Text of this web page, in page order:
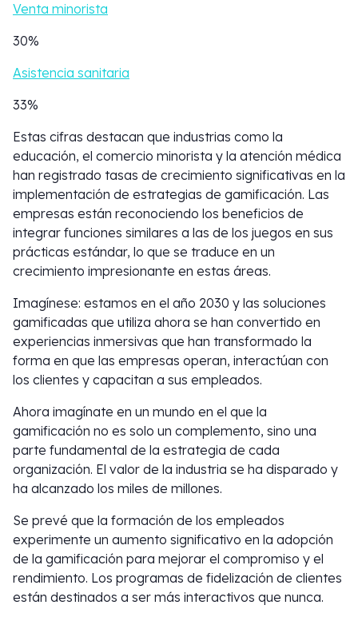
Venta minorista
30%
Asistencia sanitaria
33%
Estas cifras destacan que industrias como la
educación, el comercio minorista y la atención médica
han registrado tasas de crecimiento significativas en la
implementación de estrategias de gamificación. Las
empresas están reconociendo los beneficios de
integrar funciones similares a las de los juegos en sus
prácticas estándar, lo que se traduce en un
crecimiento impresionante en estas áreas.
Imagínese: estamos en el año 2030 y las soluciones
gamificadas que utiliza ahora se han convertido en
experiencias inmersivas que han transformado la
forma en que las empresas operan, interactúan con
los clientes y capacitan a sus empleados.
Ahora imagínate en un mundo en el que la
gamificación no es solo un complemento, sino una
parte fundamental de la estrategia de cada
organización. El valor de la industria se ha disparado y
ha alcanzado los miles de millones.
Se prevé que la formación de los empleados
experimente un aumento significativo en la adopción
de la gamificación para mejorar el compromiso y el
rendimiento. Los programas de fidelización de clientes
están destinados a ser más interactivos que nunca.